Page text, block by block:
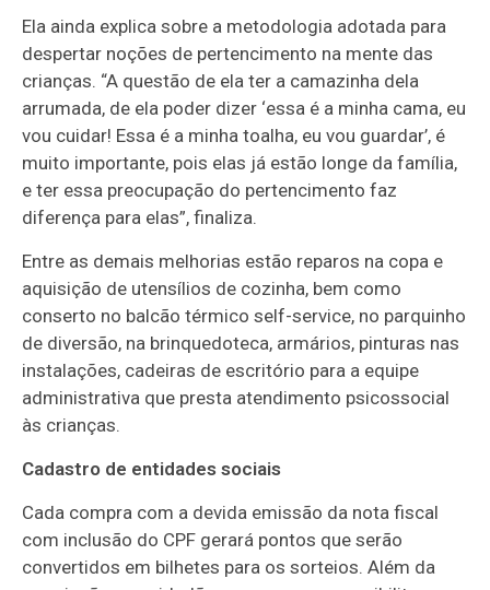
Ela ainda explica sobre a metodologia adotada para
despertar noções de pertencimento na mente das
crianças. “A questão de ela ter a camazinha dela
arrumada, de ela poder dizer ‘essa é a minha cama, eu
vou cuidar! Essa é a minha toalha, eu vou guardar’, é
muito importante, pois elas já estão longe da família,
e ter essa preocupação do pertencimento faz
diferença para elas”, finaliza.
Entre as demais melhorias estão reparos na copa e
aquisição de utensílios de cozinha, bem como
conserto no balcão térmico self-service, no parquinho
de diversão, na brinquedoteca, armários, pinturas nas
instalações, cadeiras de escritório para a equipe
administrativa que presta atendimento psicossocial
às crianças.
Cadastro de entidades sociais
Cada compra com a devida emissão da nota fiscal
com inclusão do CPF gerará pontos que serão
convertidos em bilhetes para os sorteios. Além da